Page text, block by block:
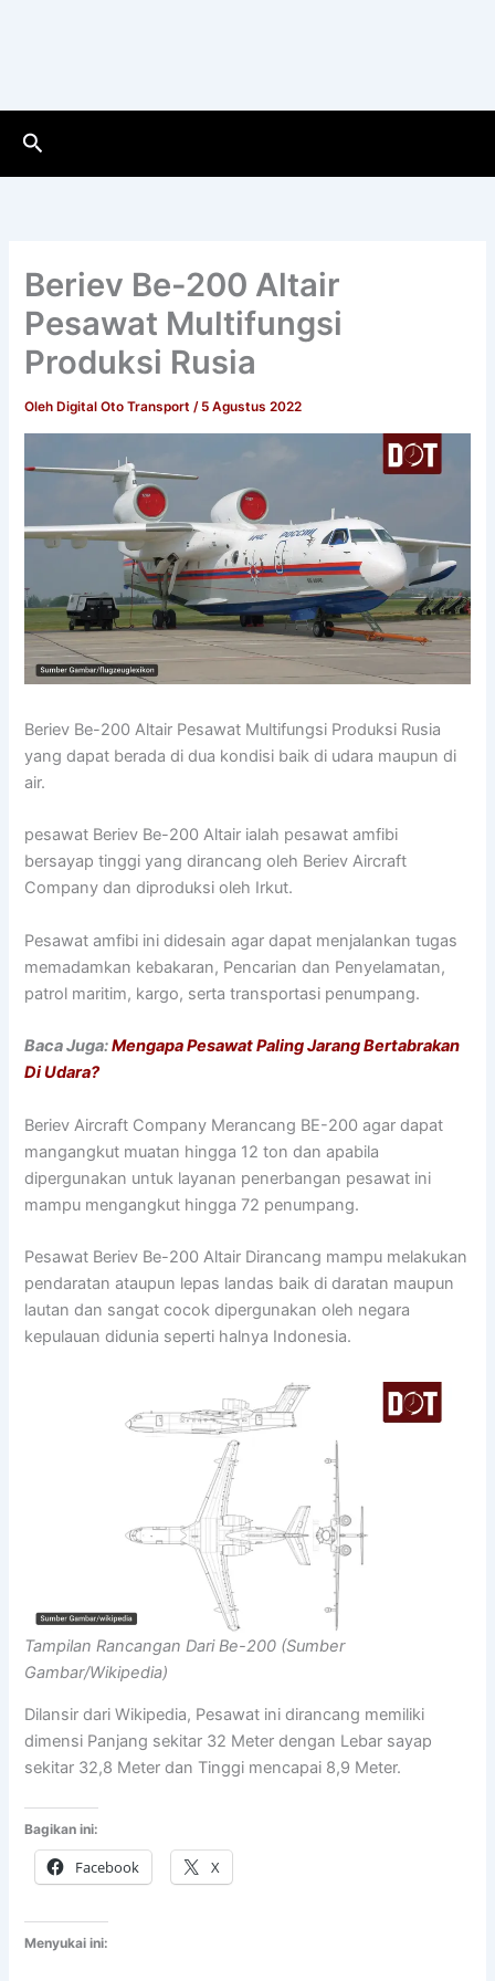
Cari
Beriev Be-200 Altair
Pesawat Multifungsi
Produksi Rusia
Oleh Digital Oto Transport/ 5 Agustus 2022
Beriev Be-200 Altair Pesawat Multifungsi Produksi Rusia
yang dapat berada di dua kondisi baik di udara maupun di
air.
pesawat Beriev Be-200 Altair ialah pesawat amfibi
bersayap tinggi yang dirancang oleh Beriev Aircraft
Company dan diproduksi oleh Irkut.
Pesawat amfibi ini didesain agar dapat menjalankan tugas
memadamkan kebakaran, Pencarian dan Penyelamatan,
patrol maritim, kargo, serta transportasi penumpang.
Baca Juga:Mengapa Pesawat Paling Jarang Bertabrakan
Di Udara?
Beriev Aircraft Company Merancang BE-200 agar dapat
mangangkut muatan hingga 12 ton dan apabila
dipergunakan untuk layanan penerbangan pesawat ini
mampu mengangkut hingga 72 penumpang.
Pesawat Beriev Be-200 Altair Dirancang mampu melakukan
pendaratan ataupun lepas landas baik di daratan maupun
lautan dan sangat cocok dipergunakan oleh negara
kepulauan didunia seperti halnya Indonesia.
Tampilan Rancangan Dari Be-200 (Sumber
Gambar/Wikipedia)
Dilansir dari Wikipedia, Pesawat ini dirancang memiliki
dimensi Panjang sekitar 32 Meter dengan Lebar sayap
sekitar 32,8 Meter dan Tinggi mencapai 8,9 Meter.
Bagikan ini:
Facebook X
Menyukai ini: